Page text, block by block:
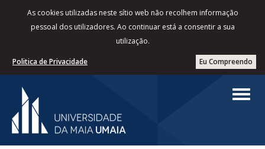
As cookies utilizadas neste sítio web não recolhem informação
pessoal dos utilizadores. Ao continuar está a consentir a sua
utilização.
Eu Compreendo
Politica de Privacidade